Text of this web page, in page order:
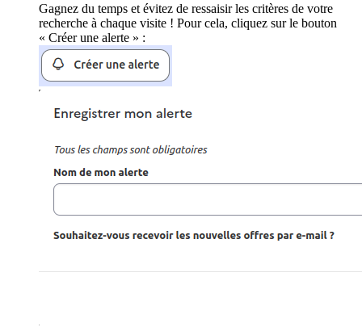
Gagnez du temps et évitez de ressaisir les critères de votre
recherche à chaque visite ! Pour cela, cliquez sur le bouton
« Créer une alerte » :